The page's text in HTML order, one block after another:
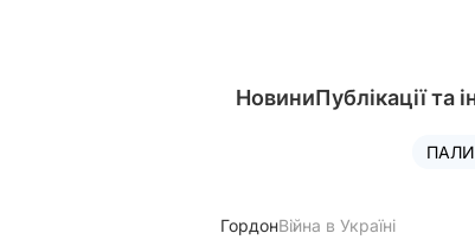
НовиниПублікації та
ГордонВійна в Україні